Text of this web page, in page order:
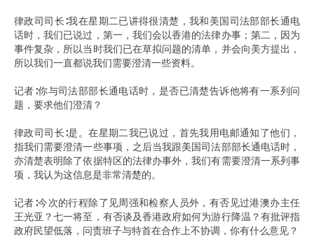
律政司司长∶我在星期二已讲得很清楚，我和美国司法部部长通电
话时，我们已说过，第一，我们会以香港的法律办事；第二，因为
事件复杂，所以当时我们已在草拟问题的清单，并会向美方提出，
所以我们一直都说我们需要澄清一些资料。
记者∶你与司法部部长通电话时，是否已清楚告诉他将有一系列问
题，要求他们澄清？
律政司司长∶是。在星期二我已说过，首先我用电邮通知了他们，
指我们需要澄清一些事项，之后当我跟美国司法部部长通电话时，
亦清楚表明除了依据特区的法律办事外，我们有需要澄清一系列事
项，我认为这信息是非常清楚的。
记者∶今次的行程除了见周强和检察人员外，有否见过港澳办主任
王光亚？七一将至，有否谈及香港政府如何为游行降温？有批评指
政府民望低落，问责班子与特首在合作上不协调，你有什么意见？